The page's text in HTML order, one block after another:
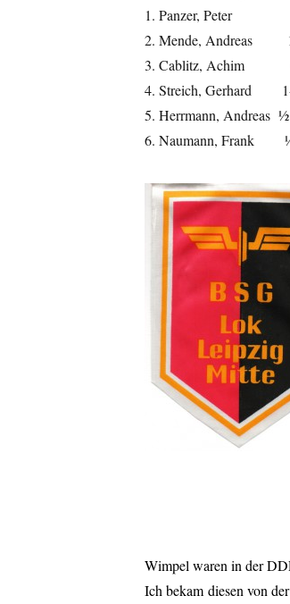
1. Panzer, Peter ½
2. Mende, Andreas
3. Cablitz, Achim
4. Streich, Gerhard
5. Herrmann, Andreas
6. Naumann, Frank ½
Wimpel waren in der
Ich bekam diesen von